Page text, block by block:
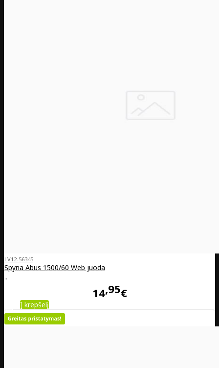
LV12-56345
Spyna Abus 1500/60 Web juoda
..
14 95€
Į krepšelį